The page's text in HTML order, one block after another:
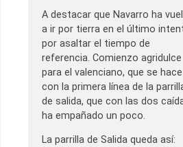
A destacar que Navarro ha
a ir por tierra en el último
por asaltar el tiempo de
referencia. Comienzo agridulce
para el valenciano, que se hace
con la primera línea de la
de salida, que con las dos
ha empañado un poco.
La parrilla de Salida queda así: